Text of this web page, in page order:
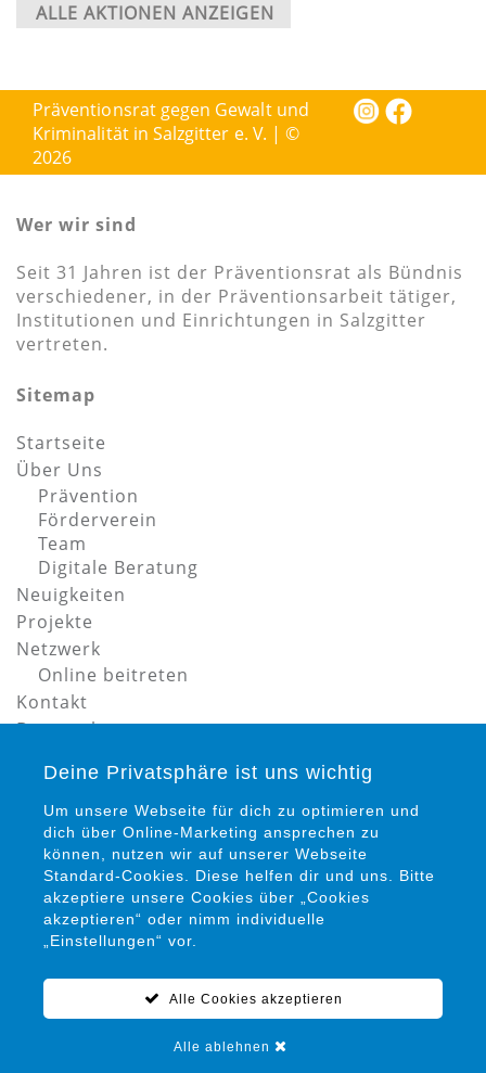
ALLE AKTIONEN ANZEIGEN
Präventionsrat gegen Gewalt und
Kriminalität in Salzgitter e. V. | ©
2026
Wer wir sind
Seit 31 Jahren ist der Präventionsrat als Bündnis
verschiedener, in der Präventionsarbeit tätiger,
Institutionen und Einrichtungen in Salzgitter
vertreten.
Sitemap
Startseite
Über Uns
Prävention
Förderverein
Team
Digitale Beratung
Neuigkeiten
Projekte
Netzwerk
Online beitreten
Kontakt
Datenschutz
Petra Siems
Präventionsrat gegen Gewalt und Kriminalität in
05341 / 94 15 22 0
info@praeventionsrat-salzgitter.de
Deine Privatsphäre ist uns wichtig
Um unsere Webseite für dich zu optimieren und
dich über Online-Marketing ansprechen zu
können, nutzen wir auf unserer Webseite
Standard-Cookies. Diese helfen dir und uns. Bitte
akzeptiere unsere Cookies über „Cookies
akzeptieren“ oder nimm individuelle
„Einstellungen“ vor.
Alle Cookies akzeptieren
Alle ablehnen